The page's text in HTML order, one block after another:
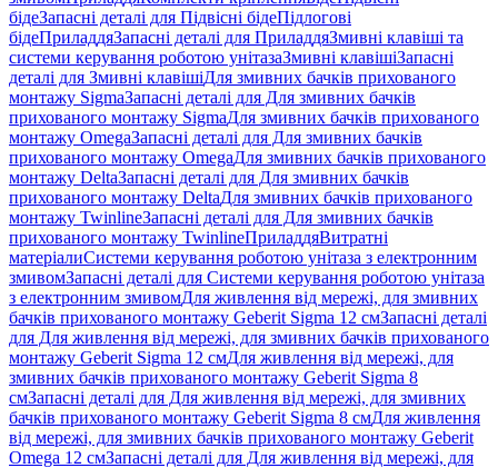
бідеЗапасні деталі для Підвісні бідеПідлогові
бідеПриладдяЗапасні деталі для ПриладдяЗмивні клавіші та
системи керування роботою унітазаЗмивні клавішіЗапасні
деталі для Змивні клавішіДля змивних бачків прихованого
монтажу SigmaЗапасні деталі для Для змивних бачків
прихованого монтажу SigmaДля змивних бачків прихованого
монтажу OmegaЗапасні деталі для Для змивних бачків
прихованого монтажу OmegaДля змивних бачків прихованого
монтажу DeltaЗапасні деталі для Для змивних бачків
прихованого монтажу DeltaДля змивних бачків прихованого
монтажу TwinlineЗапасні деталі для Для змивних бачків
прихованого монтажу TwinlineПриладдяВитратні
матеріалиСистеми керування роботою унітаза з електронним
змивомЗапасні деталі для Системи керування роботою унітаза
з електронним змивомДля живлення від мережі, для змивних
бачків прихованого монтажу Geberit Sigma 12 смЗапасні деталі
для Для живлення від мережі, для змивних бачків прихованого
монтажу Geberit Sigma 12 смДля живлення від мережі, для
змивних бачків прихованого монтажу Geberit Sigma 8
смЗапасні деталі для Для живлення від мережі, для змивних
бачків прихованого монтажу Geberit Sigma 8 смДля живлення
від мережі, для змивних бачків прихованого монтажу Geberit
Omega 12 смЗапасні деталі для Для живлення від мережі, для